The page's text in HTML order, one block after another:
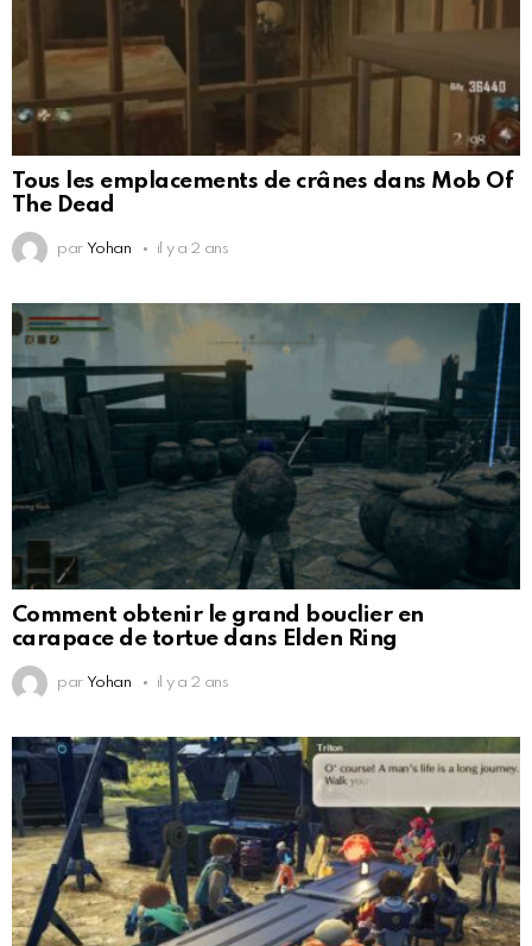
Tous les emplacements de crânes dans Mob Of
The Dead
par Yohan il y a 2 ans
Comment obtenir le grand bouclier en
carapace de tortue dans Elden Ring
par Yohan il y a 2 ans